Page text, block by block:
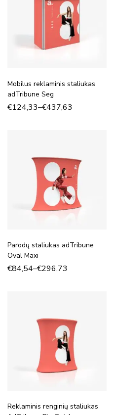
Mobilus reklaminis staliukas
adTribune Seg
€124,33–€437,63
Parodų staliukas adTribune
Oval Maxi
€84,54–€296,73
Reklaminis renginių staliukas